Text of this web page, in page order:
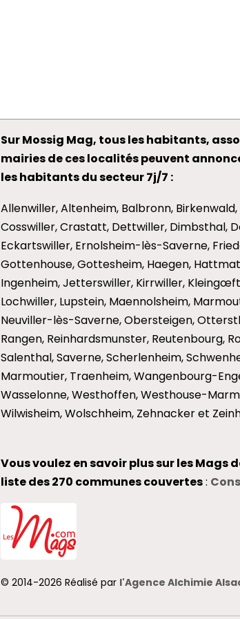
Sur Mossig Mag, tous les habitants,
mairies de ces localités peuvent
les habitants du secteur 7j/7 :
Allenwiller, Altenheim, Balbronn, Birkenwald,
Cosswiller, Crastatt, Dettwiller, Dimbsthal,
Eckartswiller, Ernolsheim-lès-Saverne,
Gottenhouse, Gottesheim, Haegen,
Ingenheim, Jetterswiller, Kirrwiller,
Lochwiller, Lupstein, Maennolsheim,
Neuviller-lès-Saverne, Obersteigen,
Rangen, Reinhardsmunster, Reutenbourg,
Salenthal, Saverne, Scherlenheim,
Marmoutier, Traenheim, Wangenbourg-
Wasselonne, Westhoffen, Westhouse-
Wilwisheim, Wolschheim, Zehnacker et
Vous voulez en savoir plus sur les Mags
liste des 270 communes couvertes:
© 2014-2026 Réalisé par l'Agence Alchimie